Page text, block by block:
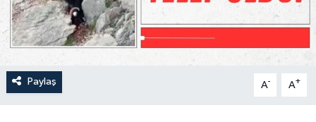
Paylaş A- A+
KSÜ
DÜNYA
ROPORTAJ